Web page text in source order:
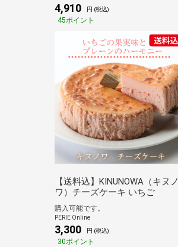
4,910 円 (税込)
45ポイント
【送料込】KINUNOWA（キヌノ
ワ）チーズケーキ いちご
購入可能です。
PERIE Online
3,300 円 (税込)
30ポイント